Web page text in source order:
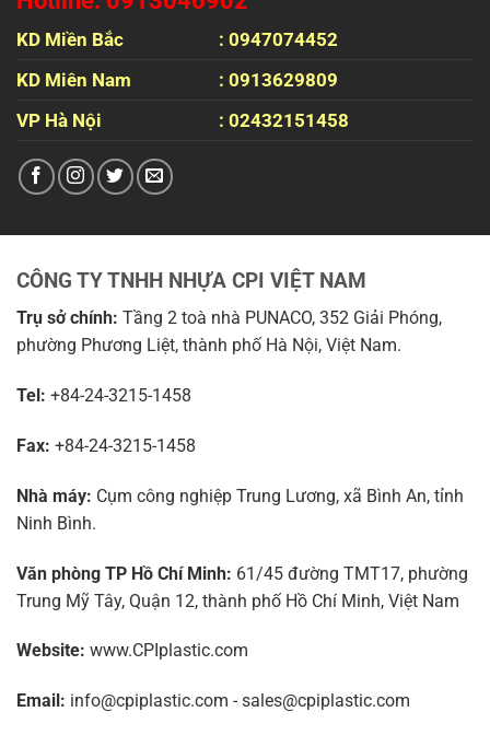
KD Miền Bắc
: 0947074452
KD Miên Nam
: 0913629809
VP Hà Nội
: 02432151458
CÔNG TY TNHH NHỰA CPI VIỆT NAM
Trụ sở chính: Tầng 2 toà nhà PUNACO, 352 Giải Phóng,
phường Phương Liệt, thành phố Hà Nội, Việt Nam.
Tel: +84-24-3215-1458
Fax: +84-24-3215-1458
Nhà máy: Cụm công nghiệp Trung Lương, xã Bình An, tỉnh
Ninh Bình.
Văn phòng TP Hồ Chí Minh: 61/45 đường TMT17, phường
Trung Mỹ Tây, Quận 12, thành phố Hồ Chí Minh, Việt Nam
Website: www.CPIplastic.com
Email: info@cpiplastic.com - sales@cpiplastic.com